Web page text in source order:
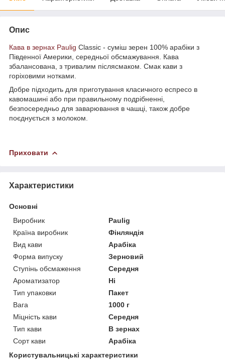
Опис
Кава в зернах Paulig Classic - суміш зерен 100% арабіки з
Південної Америки, середньої обсмажування. Кава
збалансована, з тривалим післясмаком. Смак кави з
горіховими нотками.
Добре підходить для приготування класичного еспресо в
кавомашині або при правильному подрібненні,
безпосередньо для заварювання в чашці, також добре
поєднується з молоком.
Приховати
Характеристики
Основні
Виробник
Paulig
Країна виробник
Фінляндія
Вид кави
Арабіка
Форма випуску
Зерновий
Ступінь обсмаження
Середня
Ароматизатор
Ні
Тип упаковки
Пакет
Вага
1000 г
Міцність кави
Середня
Тип кави
В зернах
Сорт кави
Арабіка
Користувальницькі характеристики